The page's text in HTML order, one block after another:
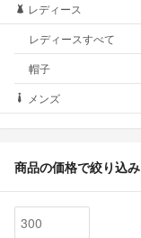
レディース
レディースすべて
帽子
メンズ
商品の価格で絞り込み